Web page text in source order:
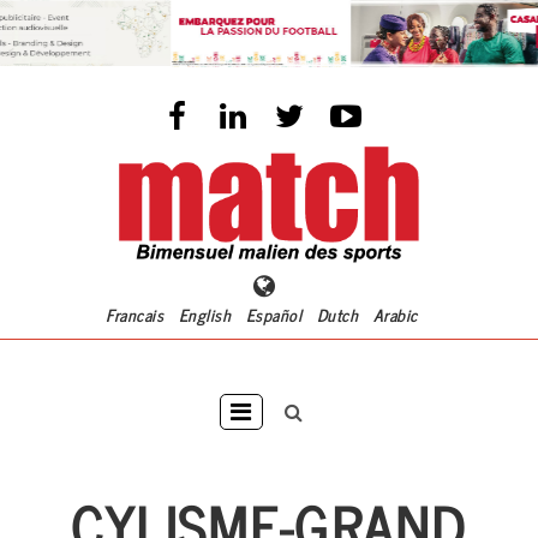
Aller
au
contenu
Francais English Español Dutch Arabic
Main
navigation